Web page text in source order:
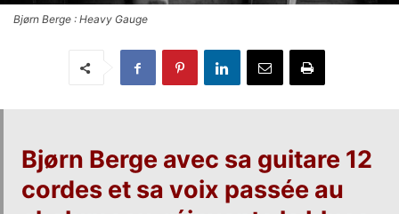
Bjørn Berge : Heavy Gauge
Bjørn Berge avec sa guitare 12
cordes et sa voix passée au